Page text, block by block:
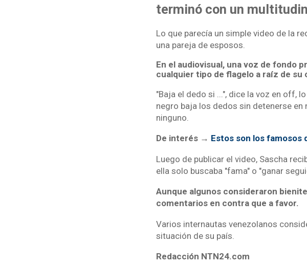
terminó con un
Lo que parecía un simple video de la
una pareja de esposos.
En el audiovisual, una voz de fondo
cualquier tipo de flagelo a raíz de su
"Baja el dedo si ...", dice la voz en off,
negro baja los dedos sin detenerse en
ninguno.
De interés → Estos son los famosos
Luego de publicar el video, Sascha
ella solo buscaba "fama" o "ganar
Aunque algunos consideraron
comentarios en contra que a favor.
Varios internautas venezolanos
situación de su país.
Redacción NTN24.com